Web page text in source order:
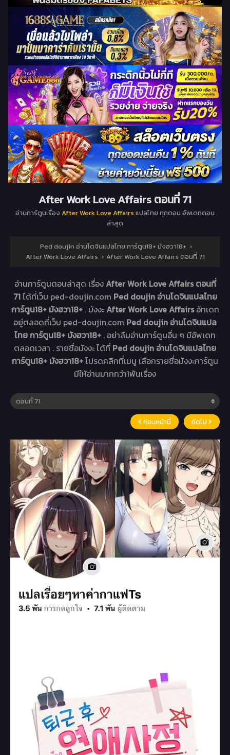
After Work Love Affairs ตอนที่ 71
อ่านการ์ตูนเรื่อง After Work Love Affairs แปลไทย ทุกตอน อัพเดทตอน
ล่าสุด
Ped doujin อ่านโดจินแปลไทย การ์ตูน18+ มังฮวา18+ ›
After Work Love Affairs › After Work Love Affairs ตอนที่ 71
อ่านการ์ตูนตอนล่าสุด เรื่องAfter Work Love Affairs ตอนที่
71ได้ที่เว็บ ped-doujin.com Ped doujin อ่านโดจินแปลไทย
การ์ตูน18+ มังฮวา18+ . มังงะAfter Work Love Affairsอัทเดท
อยู่ตลอดที่เว็บ ped-doujin.com Ped doujin อ่านโดจินแปล
ไทย การ์ตูน18+ มังฮวา18+ . อย่าลืมอ่านการ์ตูนอื่น ๆ มีอัพเดท
ตลอดเวลา . รายชื่อมังงะ ได้ที่ Ped doujin อ่านโดจินแปลไทย
การ์ตูน18+ มังฮวา18+โปรดคลิกที่เมนู เลือกรายชื่อมังงะการ์ตูน
มีให้อ่านมากกว่า1พันเรื่อง
ก่อนหน้านี้ ถัดไป